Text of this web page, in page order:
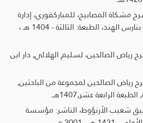
مشكاة المصابيح، للمباركفوري، إدارة
البحوث العلمية - بنارس الهند، الطبعة: الثالثة - 1404 هـ ،
رياض الصالحين، لسليم الهلالي, دار ابن
رياض الصالحين لمجموعة من الباحثين,
الرابعة عشر,1407هـ.
شعيب الأرنؤوط، الناشر: مؤسسة